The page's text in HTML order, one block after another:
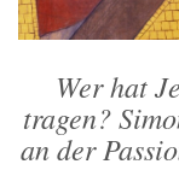
Wer hat
tragen?
an der